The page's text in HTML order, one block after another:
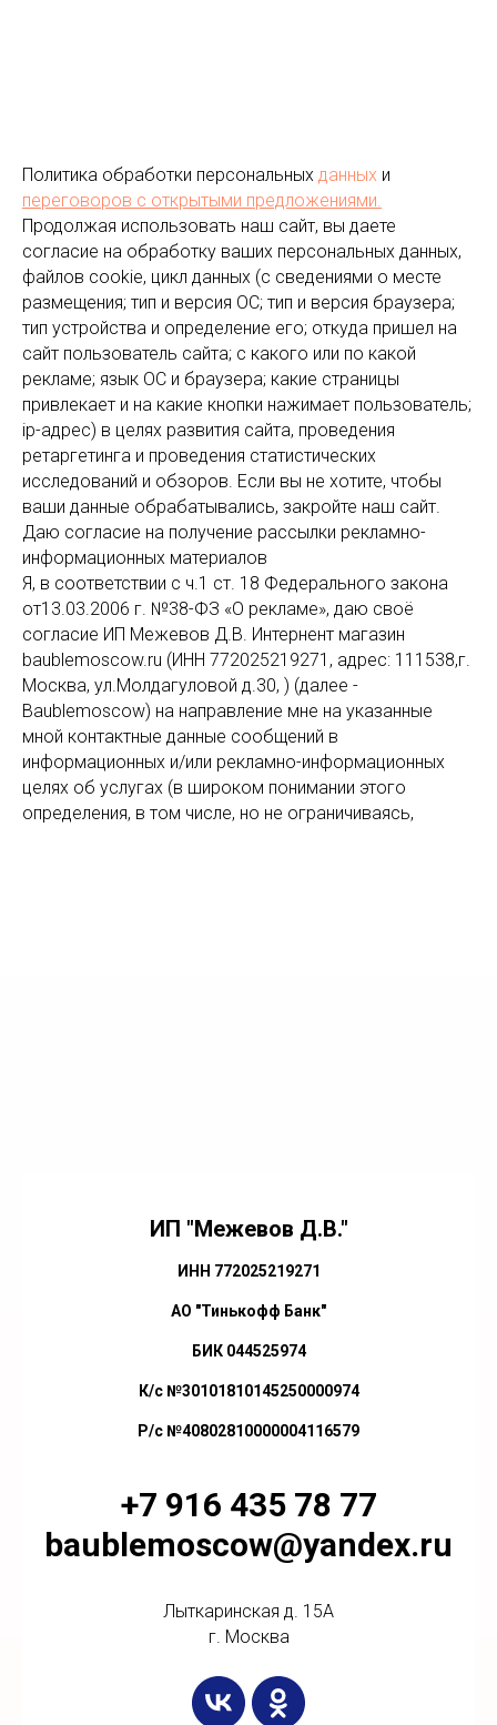
Политика обработки персональных данных и
переговоров с открытыми предложениями.
Продолжая использовать наш сайт, вы даете
согласие на обработку ваших персональных данных,
файлов cookie, цикл данных (с сведениями о месте
размещения; тип и версия ОС; тип и версия браузера;
тип устройства и определение его; откуда пришел на
сайт пользователь сайта; с какого или по какой
рекламе; язык ОС и браузера; какие страницы
привлекает и на какие кнопки нажимает пользователь;
ip-адрес) в целях развития сайта, проведения
ретаргетинга и проведения статистических
исследований и обзоров. Если вы не хотите, чтобы
ваши данные обрабатывались, закройте наш сайт.
Даю согласие на получение рассылки рекламно-
информационных материалов
Я, в соответствии с ч.1 ст. 18 Федерального закона
от13.03.2006 г. №38-ФЗ «О рекламе», даю своё
согласие ИП Межевов Д.В. Интернент магазин
baublemoscow.ru (ИНН 772025219271, адрес: 111538,г.
Москва, ул.Молдагуловой д.30, ) (далее -
Baublemoscow) на направление мне на указанные
мной контактные данные сообщений в
информационных и/или рекламно-информационных
целях об услугах (в широком понимании этого
определения, в том числе, но не ограничиваясь,
ИП "Межевов Д.В."
ИНН 772025219271
АО "Тинькофф Банк"
БИК 044525974
К/с №30101810145250000974
Р/с №40802810000004116579
+7 916 435 78 77
baublemoscow@yandex.ru
Лыткаринская д. 15А
г. Москва